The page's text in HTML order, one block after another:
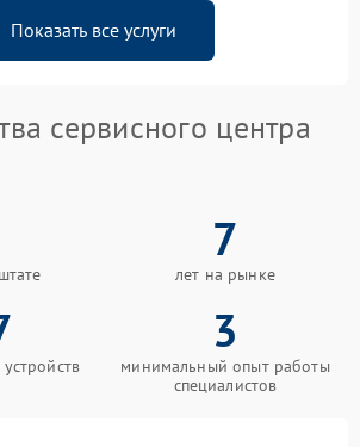
Показать все услуги
сервисного центра
7
лет на рынке
3
минимальный опыт работы
специалистов